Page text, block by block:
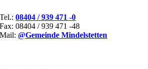
Tel.:08404 / 939 471 -0
Fax: 08404 / 939 471 -48
Mail:@Gemeinde Mindelstetten